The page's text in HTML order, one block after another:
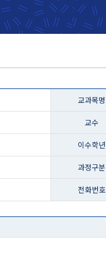
교과목명
교수
이수학년
과정구분
전화번호